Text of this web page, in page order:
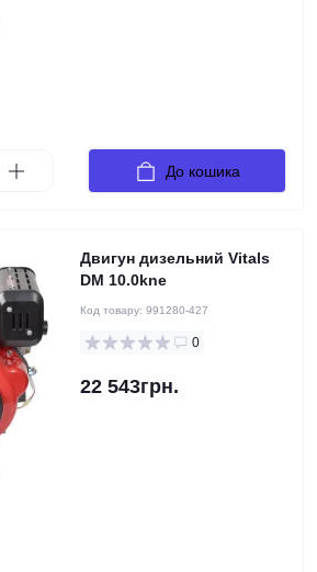
До кошика
Двигун дизельний Vitals
DM 10.0kne
Код товару: 991280-427
0
22 543грн.